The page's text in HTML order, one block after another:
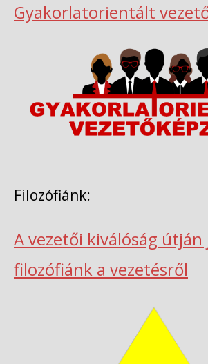
Gyakorlatorientált
Filozófiánk:
A vezetői kiválóság útján
filozófiánk a vezetésről